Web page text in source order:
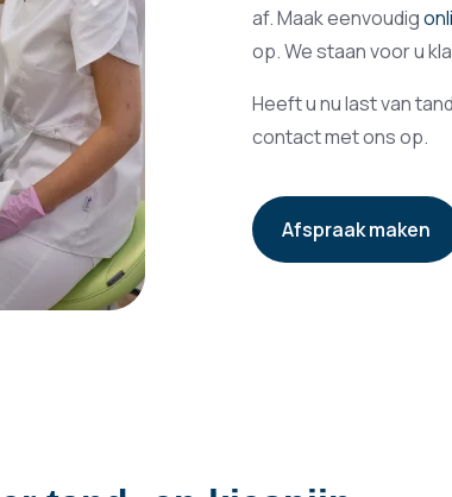
af. Maak eenvoudig
op. We staan voor u
Heeft u nu last van
contact met ons op.
Afspraak maken